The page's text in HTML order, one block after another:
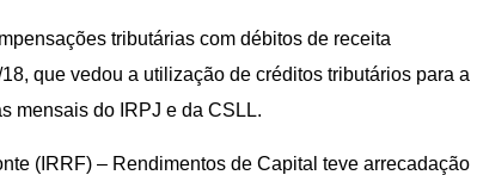
tributárias com débitos de receita
que vedou a utilização de créditos tributários para a
mensais do IRPJ e da CSLL.
(IRRF) – Rendimentos de Capital teve arrecadação